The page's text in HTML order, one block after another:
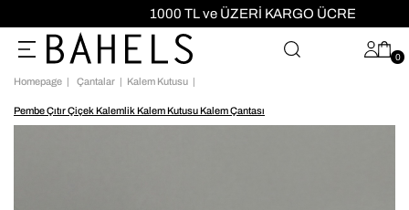
1000 TL ve ÜZERİ KARGO ÜCRETSİZ!
0
Homepage Çantalar Kalem Kutusu
Pembe Çıtır Çiçek Kalemlik Kalem Kutusu Kalem Çantası